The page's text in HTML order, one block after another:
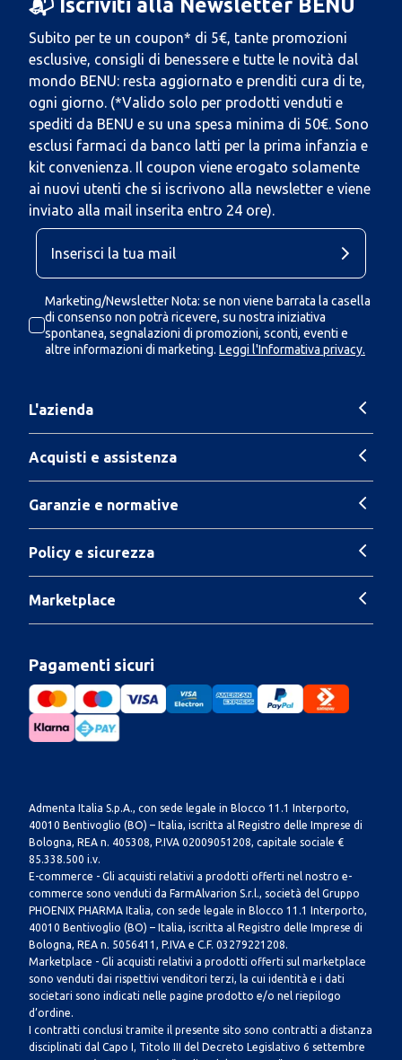
📬 Iscriviti alla Newsletter BENU
Subito per te un coupon* di 5€, tante promozioni
esclusive, consigli di benessere e tutte le novità dal
mondo BENU: resta aggiornato e prenditi cura di te,
ogni giorno. (*Valido solo per prodotti venduti e
spediti da BENU e su una spesa minima di 50€. Sono
esclusi farmaci da banco latti per la prima infanzia e
kit convenienza. Il coupon viene erogato solamente
ai nuovi utenti che si iscrivono alla newsletter e viene
inviato alla mail inserita entro 24 ore).
Marketing/Newsletter Nota: se non viene barrata la casella
di consenso non potrà ricevere, su nostra iniziativa
spontanea, segnalazioni di promozioni, sconti, eventi e
altre informazioni di marketing. Leggi l'Informativa privacy.
L'azienda
Acquisti e assistenza
Garanzie e normative
Policy e sicurezza
Marketplace
Pagamenti sicuri
Admenta Italia S.p.A., con sede legale in Blocco 11.1 Interporto,
40010 Bentivoglio (BO) – Italia, iscritta al Registro delle Imprese di
Bologna, REA n. 405308, P.IVA 02009051208, capitale sociale €
85.338.500 i.v.
E-commerce - Gli acquisti relativi a prodotti offerti nel nostro e-
commerce sono venduti da FarmAlvarion S.r.l., società del Gruppo
PHOENIX PHARMA Italia, con sede legale in Blocco 11.1 Interporto,
40010 Bentivoglio (BO) – Italia, iscritta al Registro delle Imprese di
Bologna, REA n. 5056411, P.IVA e C.F. 03279221208.
Marketplace - Gli acquisti relativi a prodotti offerti sul marketplace
sono venduti dai rispettivi venditori terzi, la cui identità e i dati
societari sono indicati nelle pagine prodotto e/o nel riepilogo
d’ordine.
I contratti conclusi tramite il presente sito sono contratti a distanza
disciplinati dal Capo I, Titolo III del Decreto Legislativo 6 settembre